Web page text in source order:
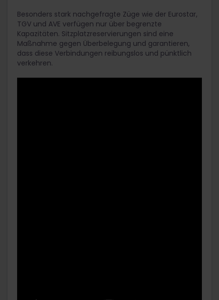
Besonders stark nachgefragte Züge wie der Eurostar,
TGV und AVE verfügen nur über begrenzte
Kapazitäten. Sitzplatzreservierungen sind eine
Maßnahme gegen Überbelegung und garantieren,
dass diese Verbindungen reibungslos und pünktlich
verkehren.